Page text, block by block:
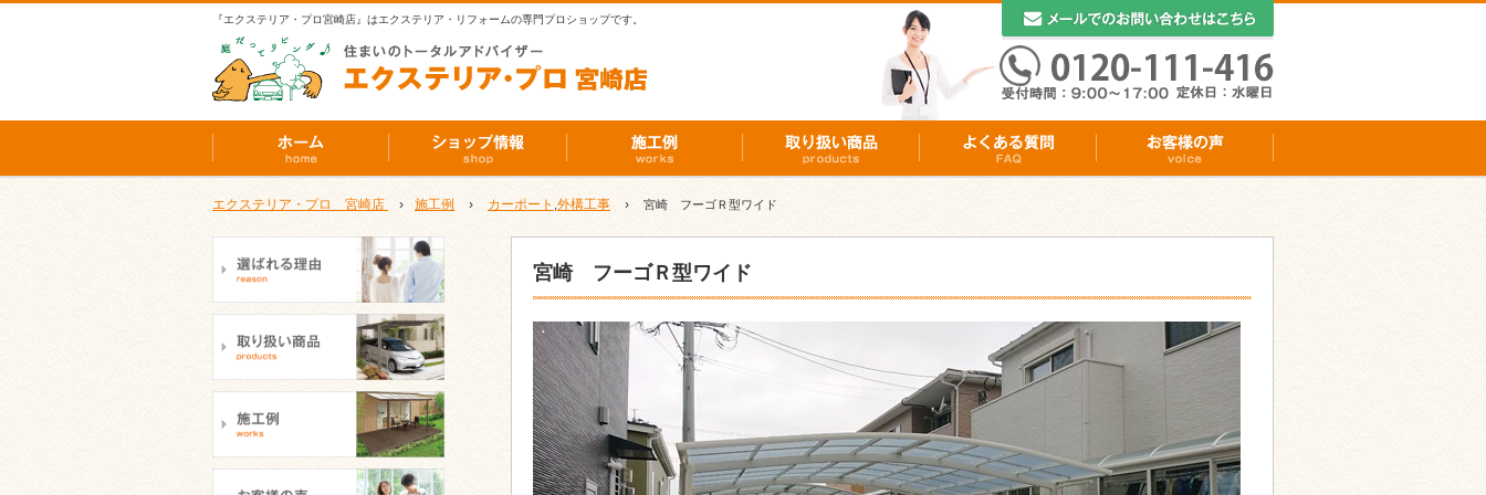
『エクステリア・プロ宮崎店』はエクステリア・リフォームの専門プロショップです。
エクステリア・プロ 宮崎店 › 施工例 › カーポート 外構工事 › 宮崎 フーゴＲ型ワイド
宮崎 フーゴＲ型ワイド